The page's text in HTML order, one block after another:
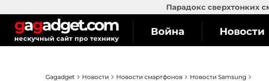
Парадокс сверхтонких
Война Новости
Gagadget Новости Новости смартфонов Новости Samsung